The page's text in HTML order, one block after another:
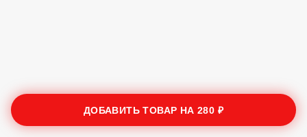
ДОБАВИТЬ ТОВАР НА280 ₽